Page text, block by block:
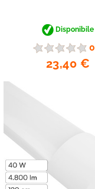
Disponibile
0
23,40 €